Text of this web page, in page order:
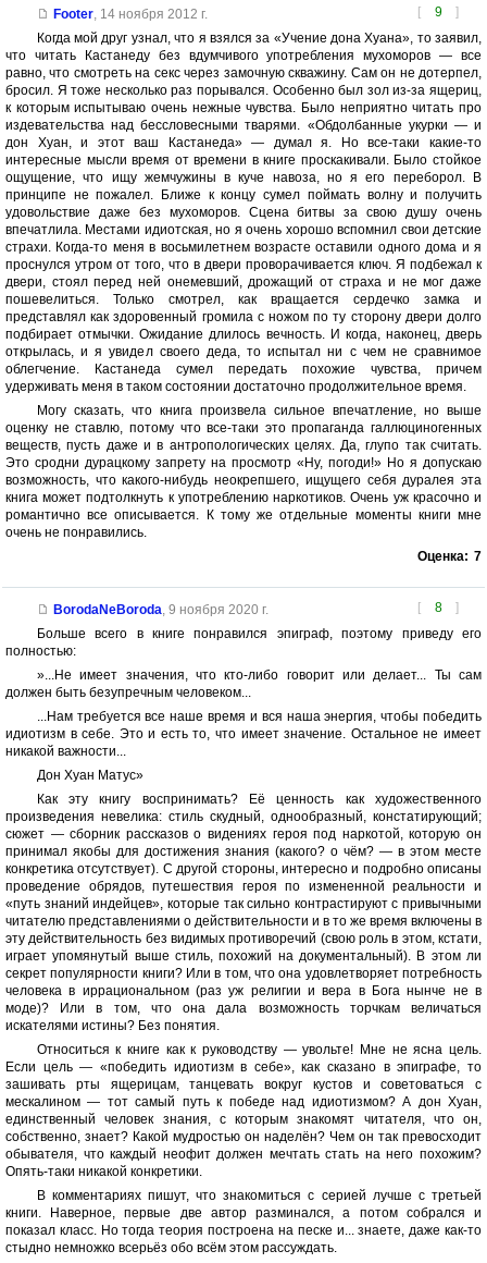
[ 9 ]
Footer, 14 ноября 2012 г.
Когда мой друг узнал, что я взялся за «Учение дона Хуана», то заявил,
что читать Кастанеду без вдумчивого употребления мухоморов — все
равно, что смотреть на секс через замочную скважину. Сам он не дотерпел,
бросил. Я тоже несколько раз порывался. Особенно был зол из-за ящериц,
к которым испытываю очень нежные чувства. Было неприятно читать про
издевательства над бессловесными тварями. «Обдолбанные укурки — и
дон Хуан, и этот ваш Кастанеда» — думал я. Но все-таки какие-то
интересные мысли время от времени в книге проскакивали. Было стойкое
ощущение, что ищу жемчужины в куче навоза, но я его переборол. В
принципе не пожалел. Ближе к концу сумел поймать волну и получить
удовольствие даже без мухоморов. Сцена битвы за свою душу очень
впечатлила. Местами идиотская, но я очень хорошо вспомнил свои детские
страхи. Когда-то меня в восьмилетнем возрасте оставили одного дома и я
проснулся утром от того, что в двери проворачивается ключ. Я подбежал к
двери, стоял перед ней онемевший, дрожащий от страха и не мог даже
пошевелиться. Только смотрел, как вращается сердечко замка и
представлял как здоровенный громила с ножом по ту сторону двери долго
подбирает отмычки. Ожидание длилось вечность. И когда, наконец, дверь
открылась, и я увидел своего деда, то испытал ни с чем не сравнимое
облегчение. Кастанеда сумел передать похожие чувства, причем
удерживать меня в таком состоянии достаточно продолжительное время.
Могу сказать, что книга произвела сильное впечатление, но выше
оценку не ставлю, потому что все-таки это пропаганда галлюциногенных
веществ, пусть даже и в антропологических целях. Да, глупо так считать.
Это сродни дурацкому запрету на просмотр «Ну, погоди!» Но я допускаю
возможность, что какого-нибудь неокрепшего, ищущего себя дуралея эта
книга может подтолкнуть к употреблению наркотиков. Очень уж красочно и
романтично все описывается. К тому же отдельные моменты книги мне
очень не понравились.
Оценка: 7
[ 8 ]
BorodaNeBoroda, 9 ноября 2020 г.
Больше всего в книге понравился эпиграф, поэтому приведу его
полностью:
»...Не имеет значения, что кто-либо говорит или делает... Ты сам
должен быть безупречным человеком...
...Нам требуется все наше время и вся наша энергия, чтобы победить
идиотизм в себе. Это и есть то, что имеет значение. Остальное не имеет
никакой важности...
Дон Хуан Матус»
Как эту книгу воспринимать? Её ценность как художественного
произведения невелика: стиль скудный, однообразный, констатирующий;
сюжет — сборник рассказов о видениях героя под наркотой, которую он
принимал якобы для достижения знания (какого? о чём? — в этом месте
конкретика отсутствует). С другой стороны, интересно и подробно описаны
проведение обрядов, путешествия героя по измененной реальности и
«путь знаний индейцев», которые так сильно контрастируют с привычными
читателю представлениями о действительности и в то же время включены в
эту действительность без видимых противоречий (свою роль в этом, кстати,
играет упомянутый выше стиль, похожий на документальный). В этом ли
секрет популярности книги? Или в том, что она удовлетворяет потребность
человека в иррациональном (раз уж религии и вера в Бога нынче не в
моде)? Или в том, что она дала возможность торчкам величаться
искателями истины? Без понятия.
Относиться к книге как к руководству — увольте! Мне не ясна цель.
Если цель — «победить идиотизм в себе», как сказано в эпиграфе, то
зашивать рты ящерицам, танцевать вокруг кустов и советоваться с
мескалином — тот самый путь к победе над идиотизмом? А дон Хуан,
единственный человек знания, с которым знакомят читателя, что он,
собственно, знает? Какой мудростью он наделён? Чем он так превосходит
обывателя, что каждый неофит должен мечтать стать на него похожим?
Опять-таки никакой конкретики.
В комментариях пишут, что знакомиться с серией лучше с третьей
книги. Наверное, первые две автор разминался, а потом собрался и
показал класс. Но тогда теория построена на песке и... знаете, даже как-то
стыдно немножко всерьёз обо всём этом рассуждать.